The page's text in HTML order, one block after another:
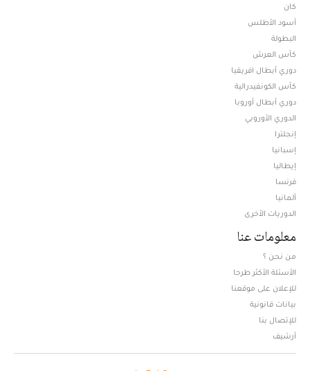
كان
أسود الأطلس
البطولة
كأس العرش
دوري أبطال افريقيا
كأس الكونفيدرالية
دوري أبطال أوروبا
الدوري الأوروبي
إنجلترا
إسبانيا
إيطاليا
فرنسا
ألمانيا
الدوريات الأخرى
معلومات عنا
من نحن ؟
الأسئلة الأكثر طرحا
للإعلان على موقعنا
بيانات قانونية
للإتصال بنا
أرشيف